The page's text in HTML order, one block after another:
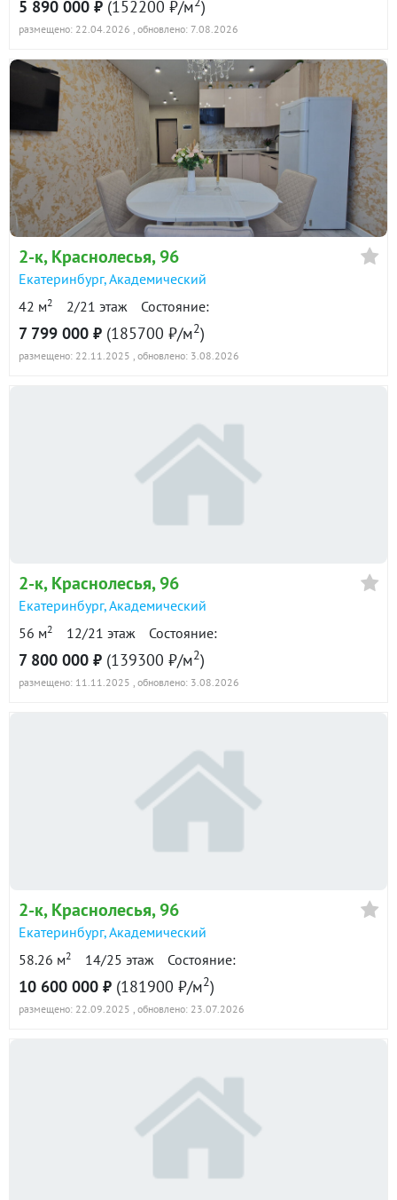
5 890 000 ₽ (152200 ₽/м )
размещено: 22.04.2026 , обновлено: 7.08.2026
2-к, Краснолесья, 96
Екатеринбург,Академический
42 м2 2/21 этаж Состояние:
7 799 000 ₽ (185700 ₽/м2)
размещено: 22.11.2025 , обновлено: 3.08.2026
2-к, Краснолесья, 96
Екатеринбург,Академический
56 м2 12/21 этаж Состояние:
7 800 000 ₽ (139300 ₽/м2)
размещено: 11.11.2025 , обновлено: 3.08.2026
2-к, Краснолесья, 96
Екатеринбург,Академический
58.26 м2 14/25 этаж Состояние:
10 600 000 ₽ (181900 ₽/м2)
размещено: 22.09.2025 , обновлено: 23.07.2026